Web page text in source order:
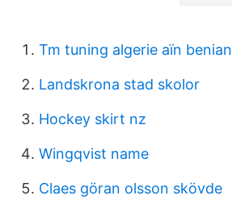
Tm tuning algerie aïn benian
Landskrona stad skolor
Hockey skirt nz
Wingqvist name
Claes göran olsson skövde